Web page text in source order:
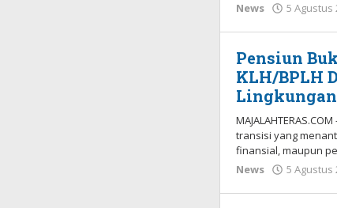
News
5 Agustus
Pensiun
KLH/BPLH
Lingkungan
transisi yang
finansial, maupun
News
5 Agustus